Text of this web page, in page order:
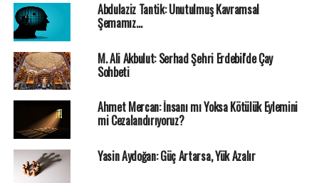
Abdulaziz Tantik: Unutulmuş Kavramsal
Şemamız…
M. Ali Akbulut: Serhad Şehri Erdebil'de Çay
Sohbeti
Ahmet Mercan: İnsanı mı Yoksa Kötülük Eylemini
mi Cezalandırıyoruz?
Yasin Aydoğan: Güç Artarsa, Yük Azalır